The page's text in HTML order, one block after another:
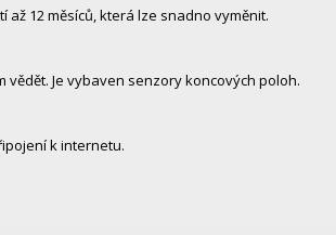
12 měsíců, která lze snadno vyměnit.
Je vybaven senzory koncových poloh.
k internetu.